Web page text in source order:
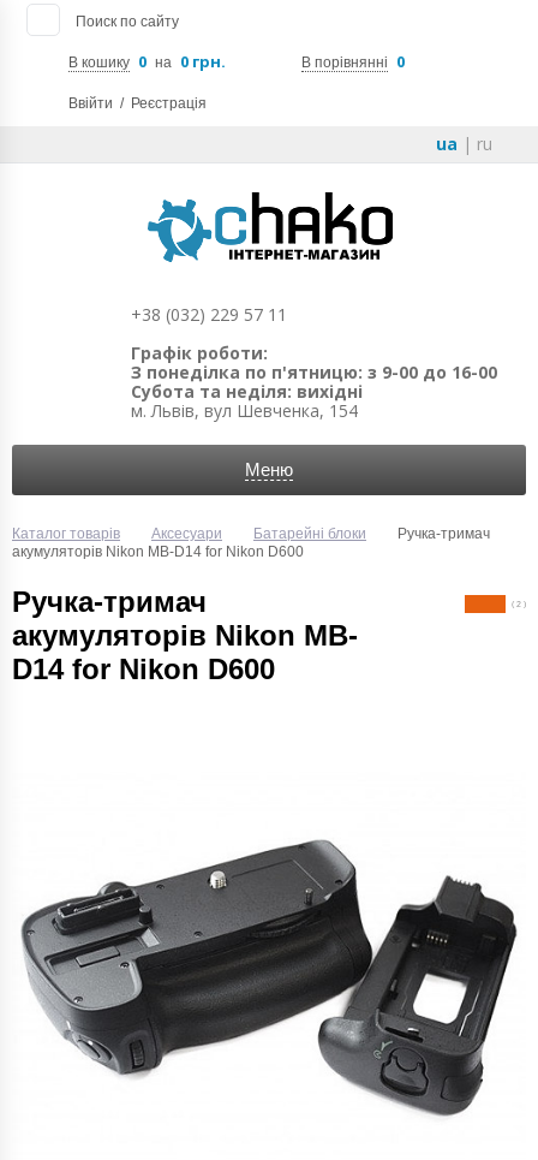
Поиск по сайту
В кошику 0 на 0 грн. В порівнянні 0
Ввійти / Реєстрація
ua | ru
+38 (032) 229 57 11
Графік роботи:
З понеділка по п'ятницю: з 9-00 до 16-00
Субота та неділя: вихідні
м. Львів, вул Шевченка, 154
Меню
Каталог товарів Аксесуари Батарейні блоки
Ручка-тримач
акумуляторів Nikon MB-D14 for Nikon D600
Ручка-тримач
акумуляторів Nikon MB-
D14 for Nikon D600
( 2 )